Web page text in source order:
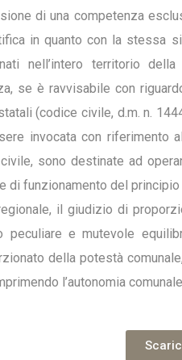
di una competenza
in quanto con la stessa
nell’intero territorio
se è ravvisabile con
(codice civile, d.m. n.
invocata con riferimento
sono destinate ad
di funzionamento del
il giudizio di
peculiare e mutevole
della potestà
l’autonomia